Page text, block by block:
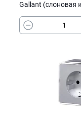
Gallant (слоновая